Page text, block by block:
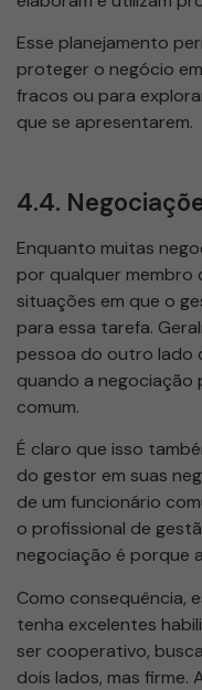
Esse planejamento
proteger o negócio
fracos ou para
que se apresentarem.
4.4.
Enquanto muitas
por qualquer membro
situações em que o
para essa tarefa.
pessoa do outro lado
quando a negociação
comum.
É claro que isso
do gestor em suas
de um funcionário
o profissional de
negociação é porque
Como consequência,
tenha excelentes
ser cooperativo,
dois lados, mas firme.